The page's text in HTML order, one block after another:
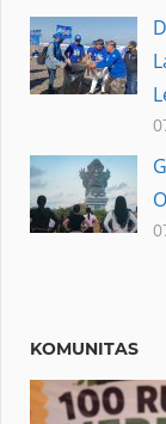
KOMUNITAS